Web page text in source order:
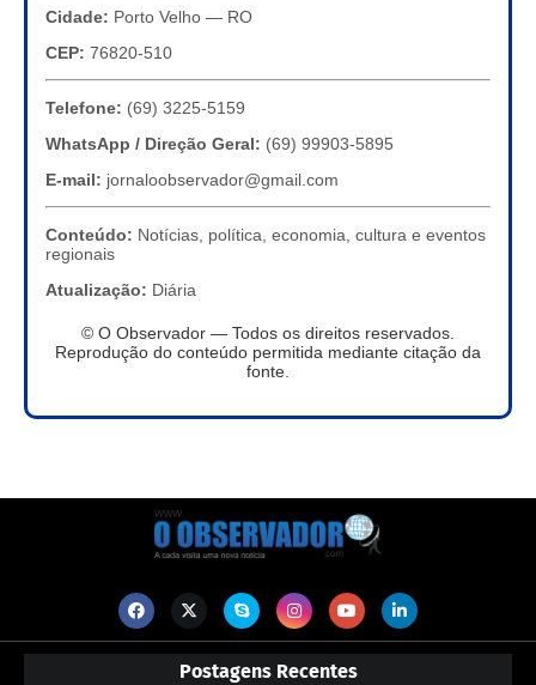
Cidade: Porto Velho — RO
CEP: 76820-510
Telefone: (69) 3225-5159
WhatsApp / Direção Geral: (69) 99903-5895
E-mail: jornaloobservador@gmail.com
Conteúdo: Notícias, política, economia, cultura e eventos
regionais
Atualização: Diária
© O Observador — Todos os direitos reservados.
Reprodução do conteúdo permitida mediante citação da
fonte.
Postagens Recentes